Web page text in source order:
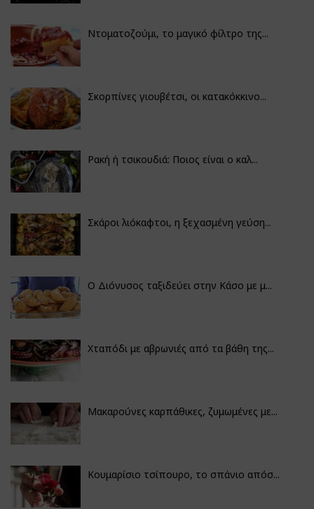
Ντοματοζούμι, το μαγικό φίλτρο της...
Σκορπίνες γιουβέτσι, οι κατακόκκινο...
Ρακή ή τσικουδιά: Ποιος είναι ο καλ...
Σκάροι λιόκαφτοι, η ξεχασμένη γεύση...
Ο Διόνυσος ταξιδεύει στην Κάσο με μ...
Χταπόδι με αβρωνιές από τα βάθη της...
Μακαρούνες καρπάθικες, ζυμωμένες με...
Κουμαρίσιο τσίπουρο, το σπάνιο απόσ...